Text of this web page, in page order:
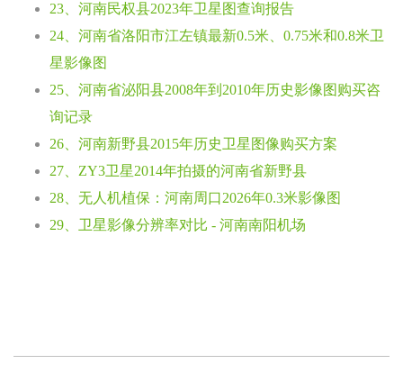
23、河南民权县2023年卫星图查询报告
24、河南省洛阳市江左镇最新0.5米、0.75米和0.8米卫
星影像图
25、河南省泌阳县2008年到2010年历史影像图购买咨
询记录
26、河南新野县2015年历史卫星图像购买方案
27、ZY3卫星2014年拍摄的河南省新野县
28、无人机植保：河南周口2026年0.3米影像图
29、卫星影像分辨率对比 - 河南南阳机场